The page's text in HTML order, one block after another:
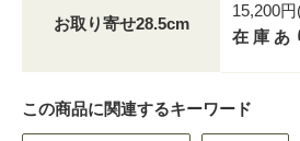
お取り寄せ28.5cm
15,200
在 庫 あ
この商品に関連するキーワード